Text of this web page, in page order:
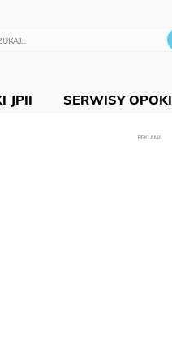
JPII SERWISY OPOKI
REKLAMA